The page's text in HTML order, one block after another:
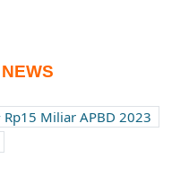
Rp15 Miliar APBD 2023